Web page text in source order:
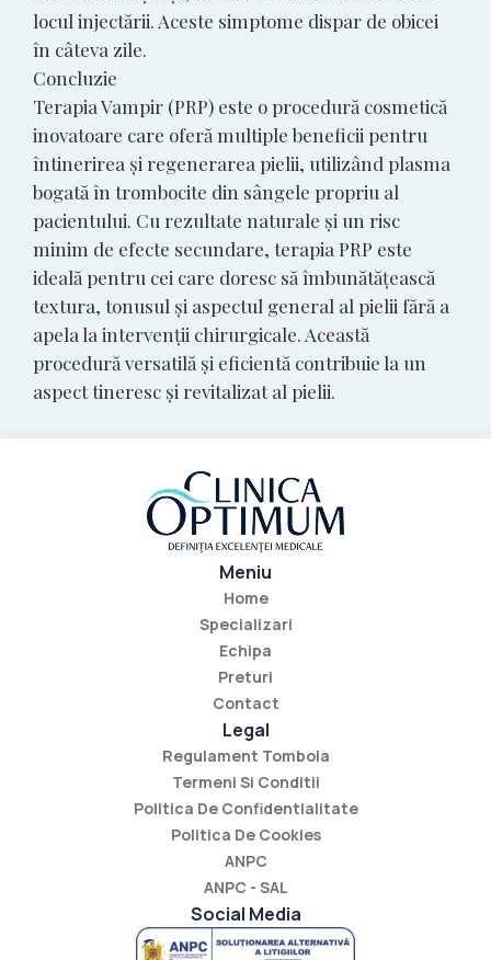
locul injectării. Aceste simptome dispar de obicei
în câteva zile.
Concluzie
Terapia Vampir (PRP) este o procedură cosmetică
inovatoare care oferă multiple beneficii pentru
întinerirea și regenerarea pielii, utilizând plasma
bogată în trombocite din sângele propriu al
pacientului. Cu rezultate naturale și un risc
minim de efecte secundare, terapia PRP este
ideală pentru cei care doresc să îmbunătățească
textura, tonusul și aspectul general al pielii fără a
apela la intervenții chirurgicale. Această
procedură versatilă și eficientă contribuie la un
aspect tineresc și revitalizat al pielii.
Meniu
Home
Specializari
Echipa
Preturi
Contact
Legal
Regulament Tombola
Termeni Si Conditii
Politica De Confidentialitate
Politica De Cookies
ANPC
ANPC - SAL
Social Media